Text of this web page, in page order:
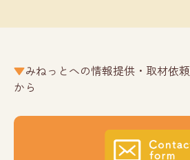
みねっとへの情報提供・取材依
から